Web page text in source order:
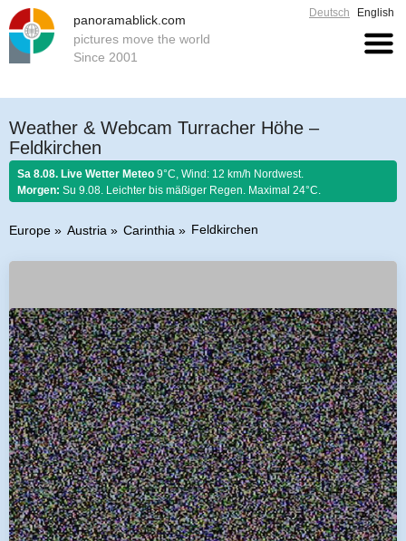
panoramablick.com
pictures move the world
Since 2001
Deutsch English
Weather & Webcam Turracher Höhe –
Feldkirchen
Sa 8.08. Live Wetter Meteo 9°C, Wind: 12 km/h Nordwest.
Morgen: Su 9.08. Leichter bis mäßiger Regen. Maximal 24°C.
Europe Austria Carinthia Feldkirchen